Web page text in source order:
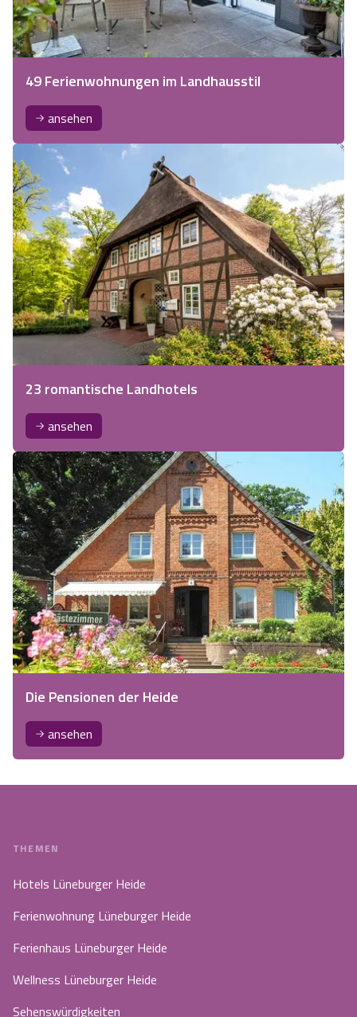
49 Ferienwohnungen im Landhausstil
ansehen
23 romantische Landhotels
ansehen
Die Pensionen der Heide
ansehen
THEMEN
Hotels Lüneburger Heide
Ferienwohnung Lüneburger Heide
Ferienhaus Lüneburger Heide
Wellness Lüneburger Heide
Sehenswürdigkeiten